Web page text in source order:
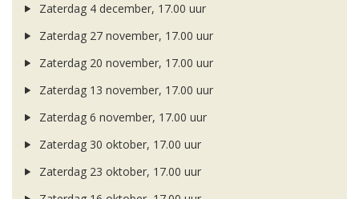
Zaterdag 4 december, 17.00 uur
Zaterdag 27 november, 17.00 uur
Zaterdag 20 november, 17.00 uur
Zaterdag 13 november, 17.00 uur
Zaterdag 6 november, 17.00 uur
Zaterdag 30 oktober, 17.00 uur
Zaterdag 23 oktober, 17.00 uur